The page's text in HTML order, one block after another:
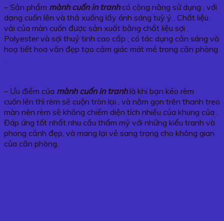
– Sản phẩm mành cuốn in tranhcó công năng sử dụng , với
dạng cuốn lên và thả xuống lấy ánh sáng tuỳ ý . Chất liệu
vải của màn cuốn được sản xuất bằng chất liệu sợi .
Polyester và sợi thuỷ tinh cao cấp , có tác dụng cản sáng và
hoạ tiết hoa văn đẹp tạo cảm giác mát mẻ trong căn phòng
– Ưu điểm của mành cuốn in tranhlà khi bạn kéo rèm
cuốn lên thì rèm sẽ cuộn tròn lại , và nằm gọn trên thanh treo
màn nên rèm sẽ không chiếm diện tích nhiều của khung của .
Đáp ứng tốt nhất nhu cầu thẩm mỹ với những kiểu tranh và
phong cảnh đẹp, và mang lại vẻ sang trọng cho không gian
của căn phòng.